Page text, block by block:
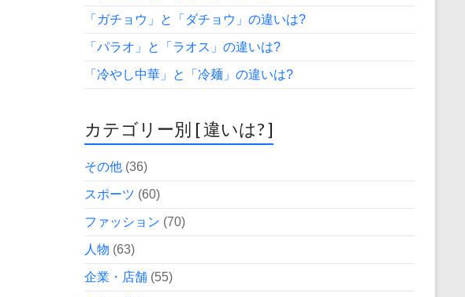
「ガチョウ」と「ダチョウ」の違いは?
「パラオ」と「ラオス」の違いは?
「冷やし中華」と「冷麺」の違いは?
カテゴリー別 [ 違いは? ]
その他 (36)
スポーツ (60)
ファッション (70)
人物 (63)
企業・店舗 (55)